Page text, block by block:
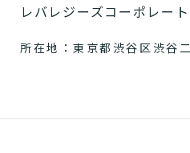
レバレジーズコーポレー
所在地：東京都渋谷区渋谷